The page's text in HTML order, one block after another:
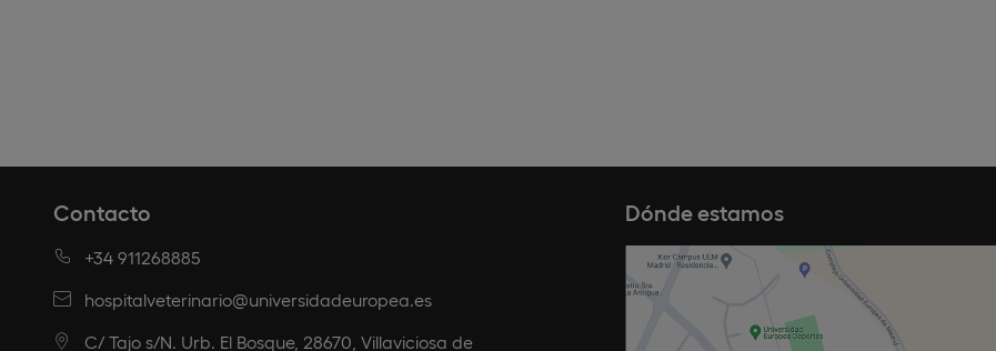
Contacto
+34 911268885
hospitalveterinario@universidadeuropea.es
C/ Tajo s/N. Urb. El Bosque, 28670, Villaviciosa de
Dónde estamos